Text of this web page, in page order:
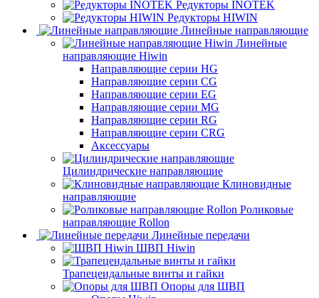
Редукторы INOTEK
Редукторы HIWIN
Линейные направляющие
Линейные
направляющие Hiwin
Направляющие серии HG
Направляющие серии CG
Направляющие серии EG
Направляющие серии MG
Направляющие серии RG
Направляющие серии CRG
Аксессуары
Цилиндрические направляющие
Клиновидные
направляющие
Роликовые
направляющие Rollon
Линейные передачи
ШВП Hiwin
Трапецеидальные винты и гайки
Опоры для ШВП